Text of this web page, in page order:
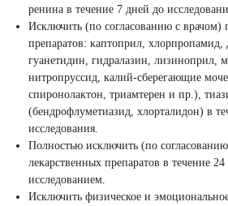
ренина в течение 7 дней до
Исключить (по согласованию с
препаратов: каптоприл, хлорпропамид,
гуанетидин, гидралазин, лизиноприл,
нитропруссид, калий-сберегающие
спиронолактон, триамтерен и пр.),
(бендрофлуметиазид, хлорталидон) в
исследования.
Полностью исключить (по
лекарственных препаратов в течение 24
исследованием.
Исключить физическое и